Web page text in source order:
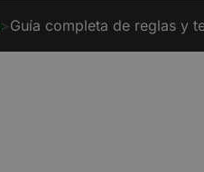
>Guía completa de reglas y